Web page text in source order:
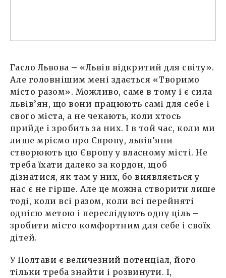
Гасло Львова – «Львів відкритий для світу».
Але головнішим мені здається «Творимо
місто разом». Можливо, саме в тому і є сила
львів’ян, що вони працюють самі для себе і
свого міста, а не чекають, коли хтось
прийде і зробить за них. І в той час, коли ми
лише мріємо про Європу, львів’яни
створюють цю Європу у власному місті. Не
треба їхати далеко за кордон, щоб
дізнатися, як там у них, бо виявляється у
нас є не гірше. Але це можна створити лише
тоді, коли всі разом, коли всі перейняті
однією метою і переслідують одну ціль –
зробити місто комфортним для себе і своїх
дітей.
У Полтави є величезний потенціал, його
тільки треба знайти і розвинути. І,